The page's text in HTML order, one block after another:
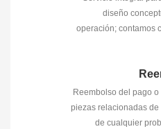
diseño
operación; contamos
Reembolso del pago
piezas relacionadas de
de cualquier